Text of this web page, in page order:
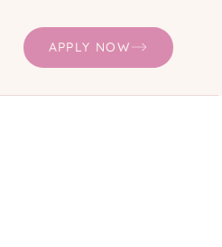
APPLY NOW